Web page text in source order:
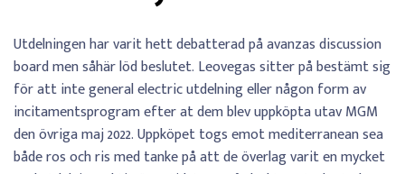
Utdelningen har varit hett debatterad på avanzas discussion
board men såhär löd beslutet. Leovegas sitter på bestämt sig
för att inte general electric utdelning eller någon form av
incitamentsprogram efter at dem blev uppköpta utav MGM
den övriga maj 2022. Uppköpet togs emot mediterranean sea
både ros och ris med tanke på att de överlag varit en mycket